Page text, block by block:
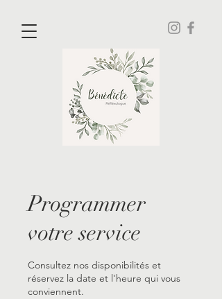
Programmer
votre service
Consultez nos disponibilités et
réservez la date et l'heure qui vous
conviennent.